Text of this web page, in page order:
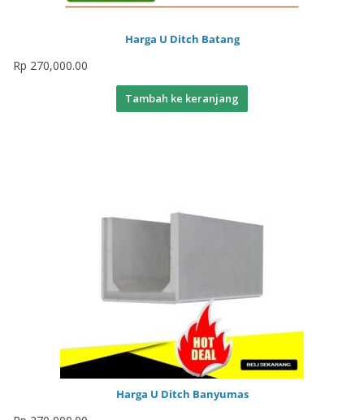
Harga U Ditch Batang
Rp 270,000.00
Tambah ke keranjang
Harga U Ditch Banyumas